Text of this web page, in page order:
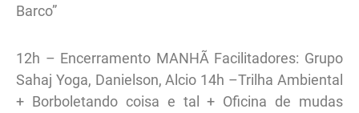
Barco”
12h – Encerramento MANHÃ Facilitadores: Grupo
Sahaj Yoga, Danielson, Alcio 14h –Trilha Ambiental
+ Borboletando coisa e tal + Oficina de mudas